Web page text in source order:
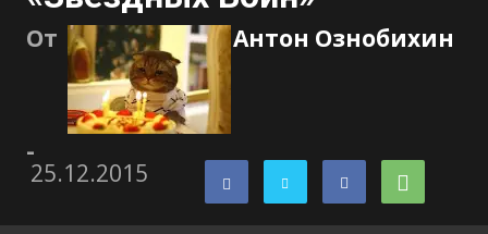
От Антон Ознобихин
-
25.12.2015